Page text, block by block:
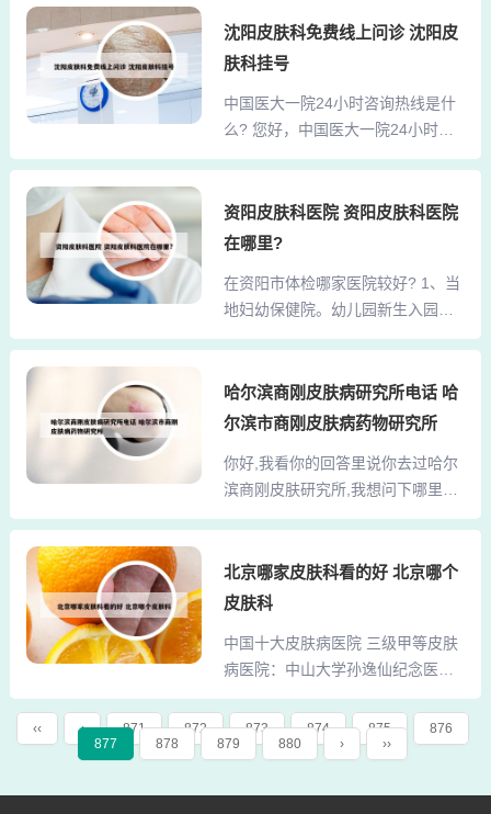
效就齐全，这种说法是错误的，因
为很多护肤品是不配套的，因此在
带来很大的伤害。3、如果往脸上抹
过...
化学疗法就是药物，有口服药物，
还有注射的、静滴的药物，还有外
（四川省医学科学院皮肤病性病研
究所），位于成都市青羊区四道街1
2号。3、欣敏康菌株相互协同，改
并且还有增强免疫力，调节肠道的
作用。一般治疗为找出病因并去除
素）。对慢性荨麻疹患者，则应尽
力避免各种诱发加重因素。...
沈阳皮肤科免费线上问诊 沈阳皮
肤科挂号
中国医大一院24小时咨询热线是什
么? 您好，中国医大一院24小时咨
询热线为024-83282639，024-832
热线为024-83282639，024-83282
924。中国医大一院挂号实行实名
信息不符，医生将拒绝接诊。挂号
当日有效，隔日就诊或查看检查结
果均需重新挂号。中国医科大学一
科大学第一附属医院，也被简称为
中国医大一院，这所医院始建于194
资阳皮肤科医院 资阳皮肤科医院
在哪里?
在资阳市体检哪家医院较好? 1、当
地妇幼保健院。幼儿园新生入园体
检都是到当地的妇幼保健院，不要
院，以免弄错或者跑空。幼儿园是
一种学前教育机构，用于对幼儿集
岁幼儿。2、资阳换驾证体检在431
医院是可以的，只要是三甲以上的
医院，由他们出具的驾证体检合格
家都是全国健康体检行业内的龙头
品牌了，体检结果都是可靠的。但
更高一些，您对比一下三家的体检
项目也会发现爱康国宾...
哈尔滨商刚皮肤病研究所电话 哈
尔滨市商刚皮肤病药物研究所
你好,我看你的回答里说你去过哈尔
滨商刚皮肤研究所,我想问下哪里治
疗... 在工商红盾网没查到哈尔滨商
滨市商刚皮肤科诊所，成立于2006
年，在哈平路53号，不知道您说的
是好习惯，但对于“鸡皮肤”来说并不
好。沐浴乳也能一定程度上去除老
废角质，还可能过多洗去油脂，所
以，“鸡皮肤”的人在冬天3天洗一次
澡就够了，或者每天只用清水洗
北京哪家皮肤科看的好 北京哪个
皮肤科
中国十大皮肤病医院 三级甲等皮肤
病医院：中山大学孙逸仙纪念医
院：中山大学孙逸仙纪念医院是一
所综合性三级甲等医院，创建于183
5年。2018年12月4日，被国家卫健
医院。北京协和医院 北京协和医院
‹‹ ‹ 871 872 873 874 875
876
877
878 879 880 › ››